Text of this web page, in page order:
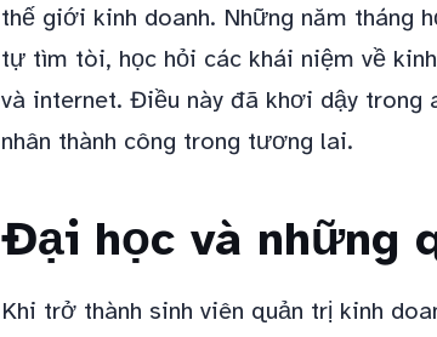
thế giới kinh doanh. Những năm tháng
tự tìm tòi, học hỏi các khái niệm về
và internet. Điều này đã khơi dậy trong
nhân thành công trong tương lai.
Đại học và những
Khi trở thành sinh viên quản trị kinh